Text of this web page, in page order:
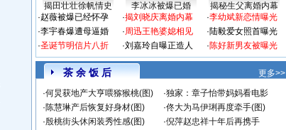
揭田壮壮徐帆情史 李冰冰被爆已婚
揭秘生父离婚内幕
·赵薇被爆已经怀孕
·李宇春爆遭母逼婚
·圣诞节明信片八折
·揭刘晓庆离婚内幕
·周迅王艳婆媳相见
·刘嘉玲自曝正造人
·李幼斌新恋情曝光
·陆毅爱女照首曝光
·陈好新男友被曝光
茶 余 饭 后
更多>>
·何炅获地产大亨喂猕猴桃(图) ·独家：章子怡带妈妈看电影
·陈慧琳产后恢复好身材(图) ·佟大为马伊琍再度牵手(图)
·殷桃街头休闲装秀性感(图) ·倪萍赵忠祥十年后再携手